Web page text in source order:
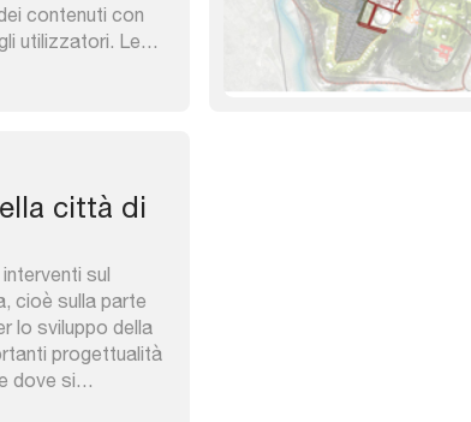
contenuti con
utilizzatori. Le
il problema
con l’ampliamento
città di
sul
cioè sulla parte
lo sviluppo della
progettualità
dove si